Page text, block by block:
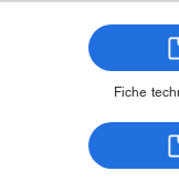
Fiche